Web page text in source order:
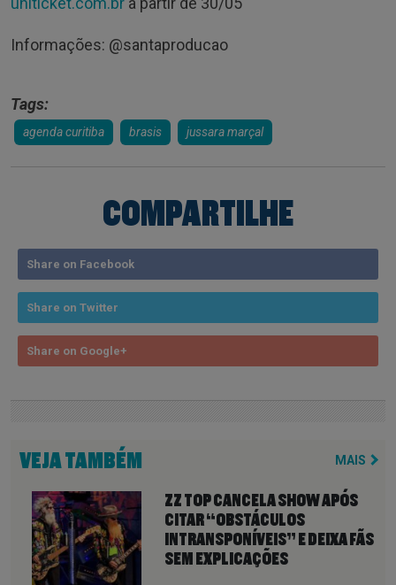
Informações: @santaproducao
Tags:
agenda curitiba brasis jussara marçal
COMPARTILHE
Share on Facebook
Share on Twitter
Share on Google+
VEJA TAMBÉM MAIS
ZZ TOP CANCELA SHOW APÓS
CITAR “OBSTÁCULOS
INTRANSPONÍVEIS” E DEIXA FÃS
SEM EXPLICAÇÕES